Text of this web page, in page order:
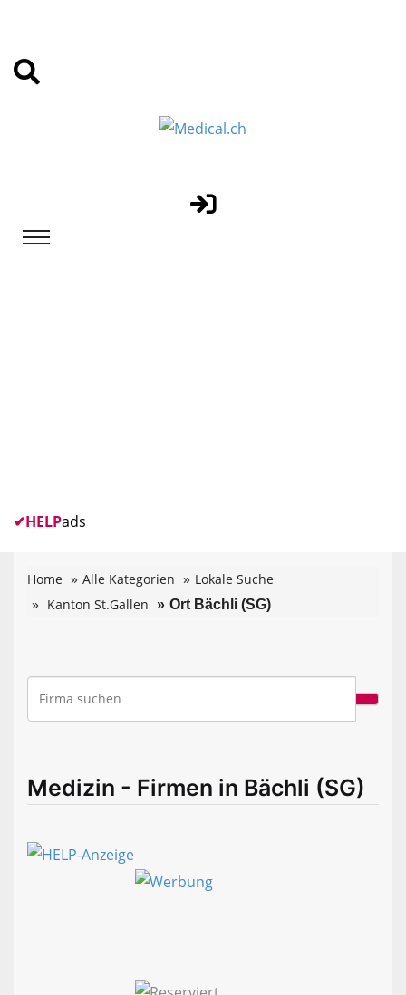
✔HELPads
Home Alle Kategorien
Lokale Suche
Kanton St.Gallen
Ort Bächli (SG)
Medizin - Firmen in Bächli (SG)